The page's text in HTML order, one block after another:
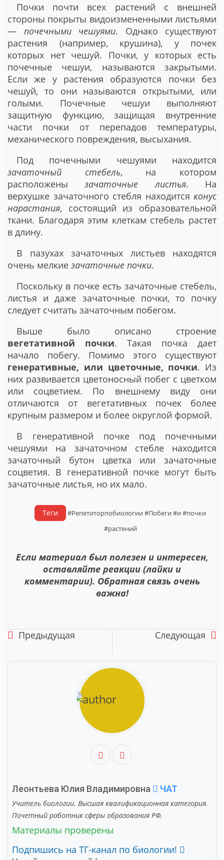
Почки почти всех растений с внешней
стороны покрыты видоизмененными листьями
— почечными чешуями. Однако существуют
растения (например, крушина), у почек
которых нет чешуй. Почки, у которых есть
почечные чешуи, называются закрытыми.
Если же у растения образуются почки без
чешуй, то они называются открытыми, или
голыми. Почечные чешуи выполняют
защитную функцию, защищая внутренние
части почки от перепадов температуры,
механического повреждения, высыхания.
Под почечными чешуями находится
зачаточный стебель, на котором
расположенызачаточные листья. На
верхушке зачаточного стебля находится конус
нарастания, состоящий из образовательной
ткани. Благодаря этим клеткам стебель растет
в длину.
В пазухах зачаточных листьев находятся
очень мелкие зачаточные почки.
Поскольку в почке есть зачаточные стебель,
листья и даже зачаточные почки, то почку
следует считать зачаточным побегом.
Выше было описано строение
вегетативной почки. Такая почка дает
начало побегу. Помимо этого существуют
генеративные, или цветочные, почки. Из
них развивается цветоносный побег с цветком
или соцветием. По внешнему виду они
отличаются от вегетативных почек более
крупным размером и более округлой формой.
В генеративной почке под почечными
чешуями на зачаточном стебле находится
зачаточный бутон цветка или зачаточные
соцветия. В генеративной почке могут быть
зачаточные листья, но их мало.
Теги #Репетиторпобиологии#Побеги#и#почки
#растений
Если материал был полезен и интересен,
оставляйте реакции (лайки и
комментарии). Обратная связь очень
важна!
Предыдущая Следующая
Леонтьева Юлия Владимировна ЧАТ
Учитель биологии. Высшая квалификационная категория.
Почетный работник сферы образования РФ.
Материалы проверены
Подпишись на ТГ-канал по биологии!